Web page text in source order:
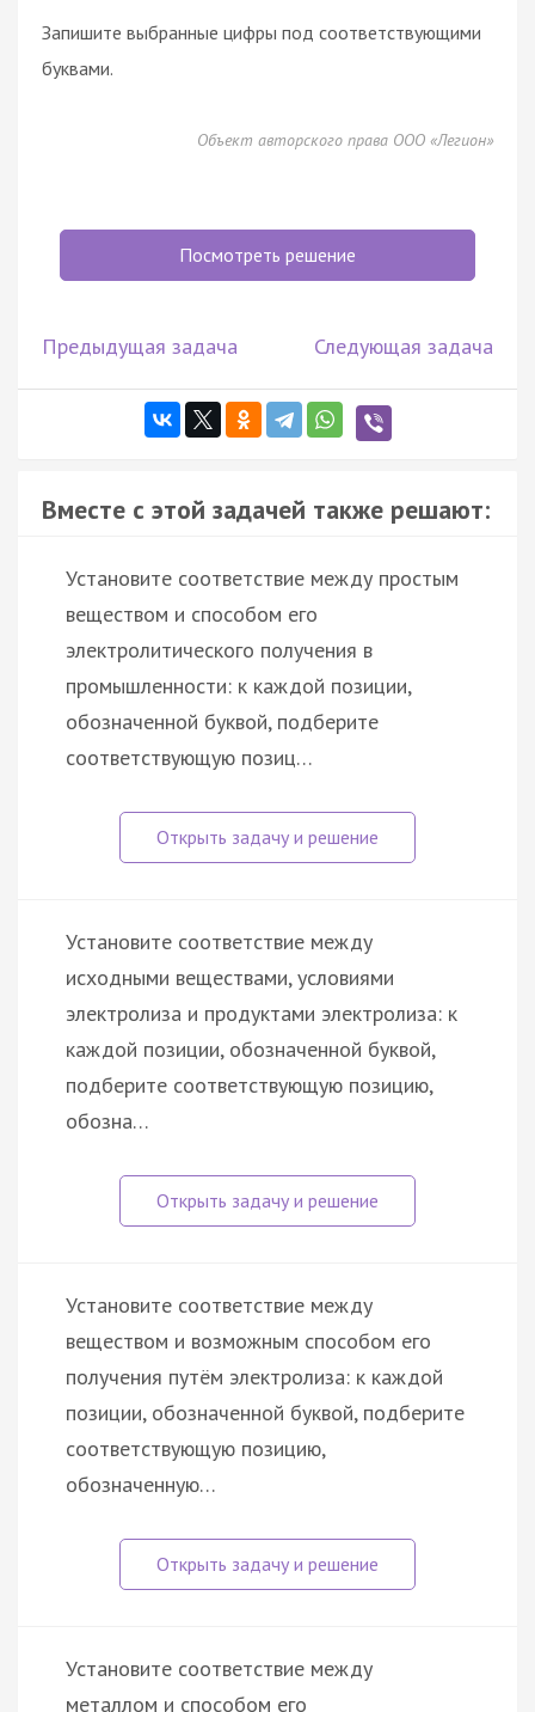
Запишите выбранные цифры под соответствующими
буквами.
Объект авторского права ООО «Легион»
Посмотреть решение
Предыдущая задача Следующая задача
Вместе с этой задачей также решают:
Установите соответствие между простым
веществом и способом его
электролитического получения в
промышленности: к каждой позиции,
обозначенной буквой, подберите
соответствующую позиц…
Установите соответствие между
исходными веществами, условиями
электролиза и продуктами электролиза: к
каждой позиции, обозначенной буквой,
подберите соответствующую позицию,
обозна…
Установите соответствие между
веществом и возможным способом его
получения путём электролиза: к каждой
позиции, обозначенной буквой, подберите
соответствующую позицию,
обозначенную…
Установите соответствие между
металлом и способом его